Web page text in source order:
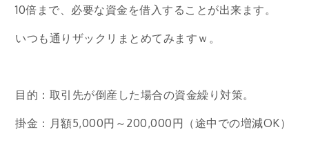
10倍まで、必要な資金を借入することが出来ます。
いつも通りザックリまとめてみますｗ。
目的：取引先が倒産した場合の資金繰り対策。
掛金：月額5,000円～200,000円（途中での増減OK）